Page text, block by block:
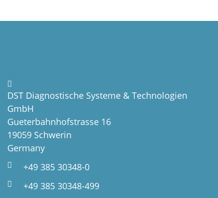
DST Diagnostische Systeme & Technologien
GmbH
Gueterbahnhofstrasse 16
19059 Schwerin
Germany
+49 385 30348-0
+49 385 30348-499